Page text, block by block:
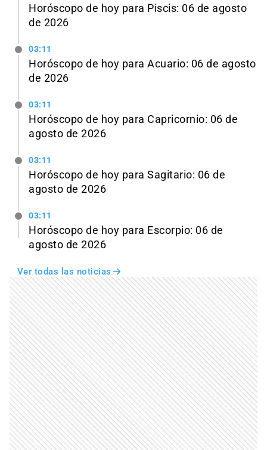
Horóscopo de hoy para Piscis: 06 de agosto
de 2026
03:11
Horóscopo de hoy para Acuario: 06 de agosto
de 2026
03:11
Horóscopo de hoy para Capricornio: 06 de
agosto de 2026
03:11
Horóscopo de hoy para Sagitario: 06 de
agosto de 2026
03:11
Horóscopo de hoy para Escorpio: 06 de
agosto de 2026
Ver todas las noticias